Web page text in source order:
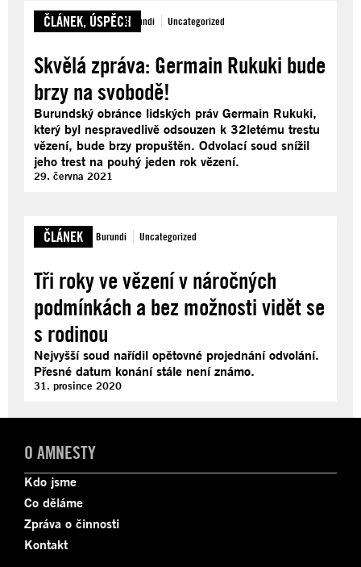
ČLÁNEK, ÚSPĚCHBurundi Uncategorized
Skvělá zpráva: Germain Rukuki bude
brzy na svobodě!
Burundský obránce lidských práv Germain Rukuki,
který byl nespravedlivě odsouzen k 32letému trestu
vězení, bude brzy propuštěn. Odvolací soud snížil
jeho trest na pouhý jeden rok vězení.
29. června 2021
ČLÁNEK Burundi Uncategorized
Tři roky ve vězení v náročných
podmínkách a bez možnosti vidět se
s rodinou
Nejvyšší soud nařídil opětovné projednání odvolání.
Přesné datum konání stále není známo.
31. prosince 2020
O AMNESTY
Kdo jsme
Co děláme
Zpráva o činnosti
Kontakt